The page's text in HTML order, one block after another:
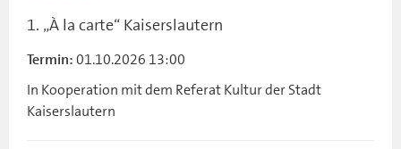
1. „À la carte“ Kaiserslautern
Termin: 01.10.2026 13:00
In Kooperation mit dem Referat Kultur der Stadt
Kaiserslautern